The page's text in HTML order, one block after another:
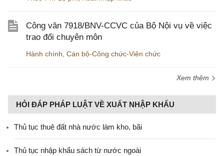
Công văn 7918/BNV-CCVC của Bộ Nội vụ về việc
trao đổi chuyên môn
Hành chính Cán bộ-Công chức-Viên chức
Xem thêm
HỎI ĐÁP PHÁP LUẬT VỀ XUẤT NHẬP KHẨU
Thủ tục thuê đất nhà nước làm kho, bãi
Thủ tục nhập khẩu sách từ nước ngoài